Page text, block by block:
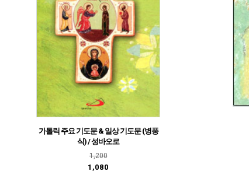
가톨릭 주요 기도문 & 일상 기도문 (병풍
식) / 성바오로
1,200
1,080